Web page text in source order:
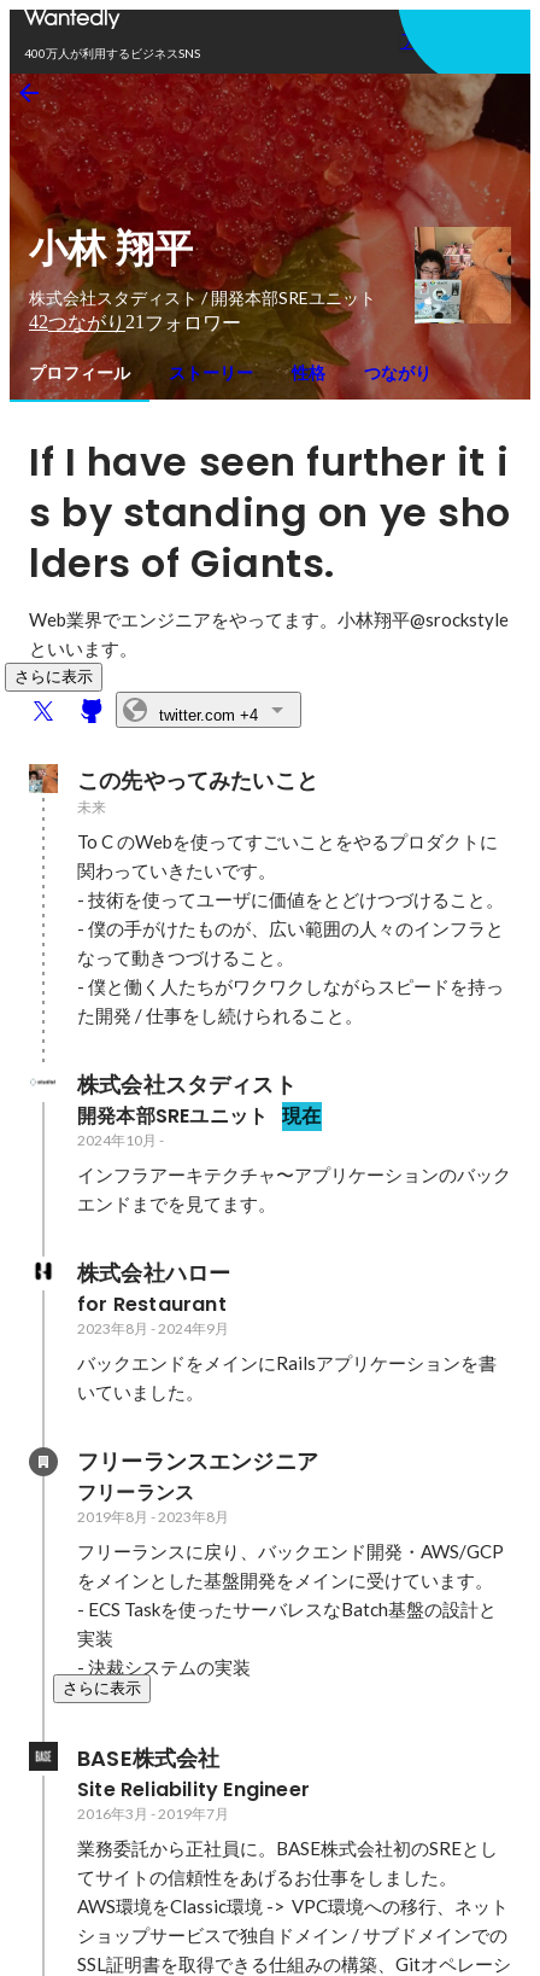
400万人が利用するビジネスSNS
アプリを使う
小林 翔平
株式会社スタディスト / 開発本部SREユニット
42つながり 21 フォロワー
プロフィール ストーリー 性格 つながり
If I have seen further it i
s by standing on ye sho
lders of Giants.
Web業界でエンジニアをやってます。小林翔平@srockstyle
といいます。
さらに表示
twitter.com +4
この先やってみたいこと
未来
To C のWebを使ってすごいことをやるプロダクトに
関わっていきたいです。
- 技術を使ってユーザに価値をとどけつづけること。
- 僕の手がけたものが、広い範囲の人々のインフラと
なって動きつづけること。
- 僕と働く人たちがワクワクしながらスピードを持っ
た開発 / 仕事をし続けられること。
株式会社スタディスト
開発本部SREユニット 現在
2024年10月 -
インフラアーキテクチャ〜アプリケーションのバック
エンドまでを見てます。
株式会社ハロー
for Restaurant
2023年8月 -2024年9月
バックエンドをメインにRailsアプリケーションを書
いていました。
フリーランスエンジニア
フリーランス
2019年8月 -2023年8月
フリーランスに戻り、バックエンド開発・AWS/GCP
をメインとした基盤開発をメインに受けています。
- ECS Taskを使ったサーバレスなBatch基盤の設計と
実装
- 決裁システムの実装
さらに表示
BASE株式会社
Site Reliability Engineer
2016年3月 -2019年7月
業務委託から正社員に。BASE株式会社初のSREとし
てサイトの信頼性をあげるお仕事をしました。
AWS環境をClassic環境 ->  VPC環境への移行、ネット
ショップサービスで独自ドメイン / サブドメインでの
SSL証明書を取得できる仕組みの構築、Gitオペレーシ